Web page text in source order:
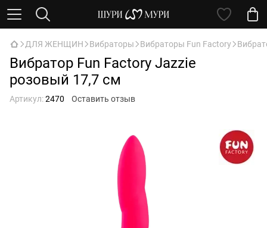
ДЛЯ ЖЕНЩИН Вибраторы Вибраторы Fun Factory
Вибратор Fun Factory Jazzie
розовый 17,7 см
Артикул:2470 Оставить отзыв